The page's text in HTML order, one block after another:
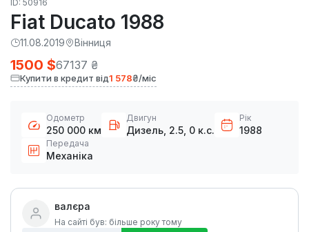
ID: 50916
Fiat Ducato 1988
11.08.2019 Вінниця
1500 $67137 ₴
Купити в кредит від1 578₴/міс
Одометр
250 000 км
Двигун
Дизель, 2.5, 0 к.с.
Рік
1988
Передача
Механіка
валєра
На сайті був: більше року тому